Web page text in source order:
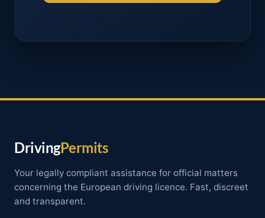
DrivingPermits
Your legally compliant assistance for official matters
concerning the European driving licence. Fast, discreet
and transparent.